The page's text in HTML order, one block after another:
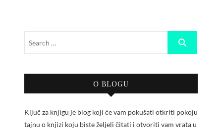
O BLOGU
Ključ za knjigu je blog koji će vam pokušati otkriti pokoju
tajnu o knjizi koju biste željeli čitati i otvoriti vam vrata u